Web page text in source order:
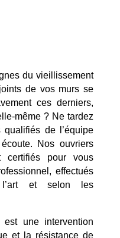
du vieillissement
de vos murs se
ces derniers,
même ? Ne tardez
de l’équipe
Nos ouvriers
certifiés pour vous
effectués
et selon les
une intervention
et la résistance de